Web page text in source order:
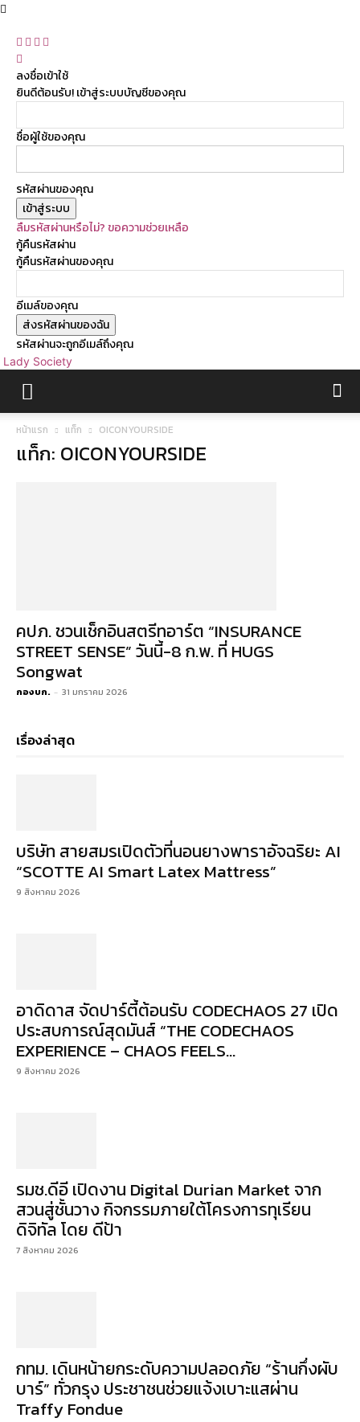
ลงชื่อเข้าใช้
ยินดีต้อนรับ! เข้าสู่ระบบบัญชีของคุณ
ชื่อผู้ใช้ของคุณ
รหัสผ่านของคุณ
ลืมรหัสผ่านหรือไม่? ขอความช่วยเหลือ
กู้คืนรหัสผ่าน
กู้คืนรหัสผ่านของคุณ
อีเมล์ของคุณ
รหัสผ่านจะถูกอีเมล์ถึงคุณ
Lady Society
หน้าแรก แท็ก OICONYOURSIDE
แท็ก: OICONYOURSIDE
คปภ. ชวนเช็กอินสตรีทอาร์ต “INSURANCE
STREET SENSE” วันนี้-8 ก.พ. ที่ HUGS
Songwat
กองบก. - 31 มกราคม 2026
เรื่องล่าสุด
บริษัท สายสมรเปิดตัวที่นอนยางพาราอัจฉริยะ AI
“SCOTTE AI Smart Latex Mattress”
9 สิงหาคม 2026
อาดิดาส จัดปาร์ตี้ต้อนรับ CODECHAOS 27 เปิด
ประสบการณ์สุดมันส์ “THE CODECHAOS
EXPERIENCE – CHAOS FEELS...
9 สิงหาคม 2026
รมช.ดีอี เปิดงาน Digital Durian Market จาก
สวนสู่ชั้นวาง กิจกรรมภายใต้โครงการทุเรียน
ดิจิทัล โดย ดีป้า
7 สิงหาคม 2026
กทม. เดินหน้ายกระดับความปลอดภัย “ร้านกึ่งผับ
บาร์” ทั่วกรุง ประชาชนช่วยแจ้งเบาะแสผ่าน
Traffy Fondue